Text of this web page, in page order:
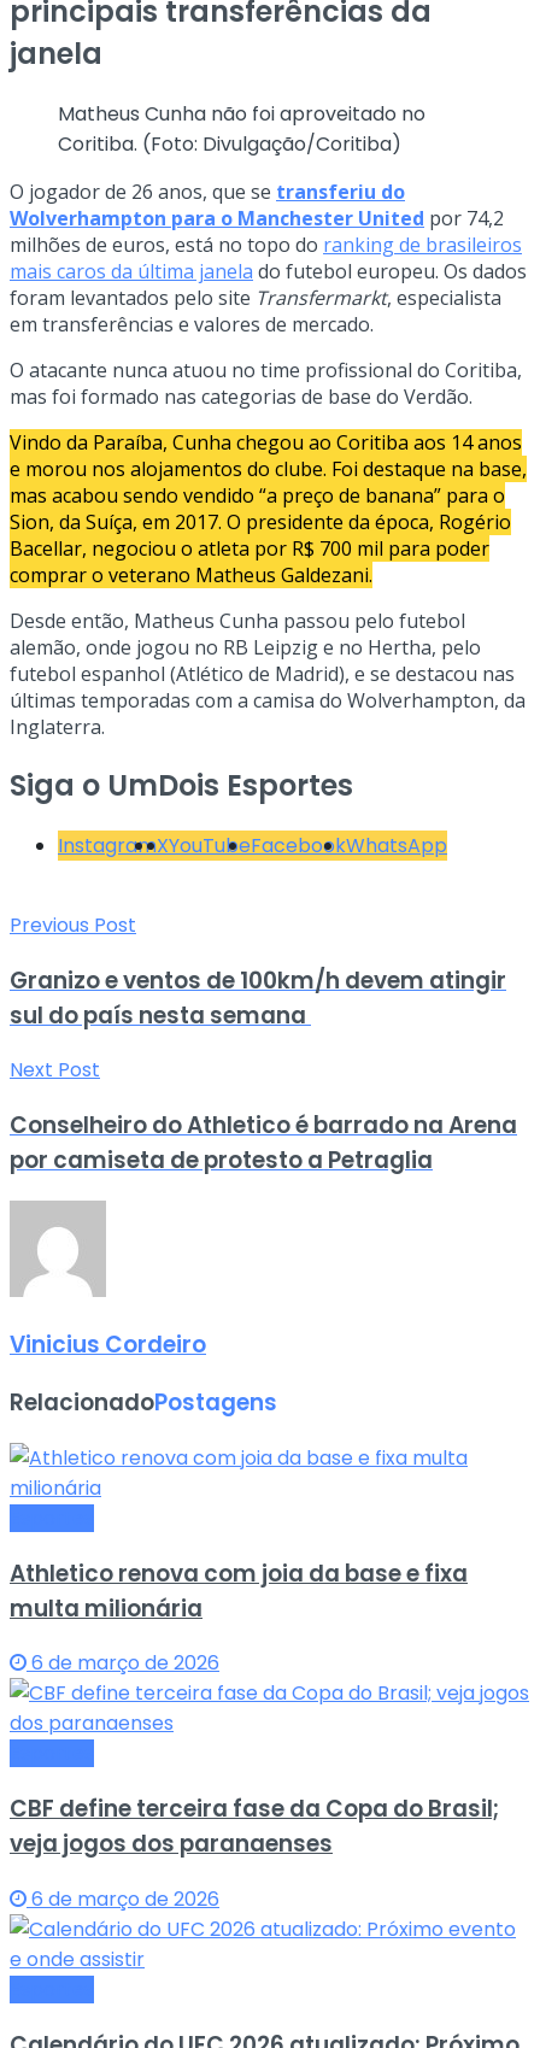
principais transferências da
janela
Matheus Cunha não foi aproveitado no
Coritiba. (Foto: Divulgação/Coritiba)
O jogador de 26 anos, que se transferiu do
Wolverhampton para o Manchester United por 74,2
milhões de euros, está no topo do ranking de brasileiros
mais caros da última janela do futebol europeu. Os dados
foram levantados pelo site Transfermarkt, especialista
em transferências e valores de mercado.
O atacante nunca atuou no time profissional do Coritiba,
mas foi formado nas categorias de base do Verdão.
Vindo da Paraíba, Cunha chegou ao Coritiba aos 14 anos
e morou nos alojamentos do clube. Foi destaque na base,
mas acabou sendo vendido “a preço de banana” para o
Sion, da Suíça, em 2017. O presidente da época, Rogério
Bacellar, negociou o atleta por R$ 700 mil para poder
comprar o veterano Matheus Galdezani.
Desde então, Matheus Cunha passou pelo futebol
alemão, onde jogou no RB Leipzig e no Hertha, pelo
futebol espanhol (Atlético de Madrid), e se destacou nas
últimas temporadas com a camisa do Wolverhampton, da
Inglaterra.
Siga o UmDois Esportes
InstagramXYouTubeFacebookWhatsApp
Previous Post
Granizo e ventos de 100km/h devem atingir
sul do país nesta semana
Next Post
Conselheiro do Athletico é barrado na Arena
por camiseta de protesto a Petraglia
Vinicius Cordeiro
RelacionadoPostagens
Athletico renova com joia da base e fixa
multa milionária
6 de março de 2026
CBF define terceira fase da Copa do Brasil;
veja jogos dos paranaenses
6 de março de 2026